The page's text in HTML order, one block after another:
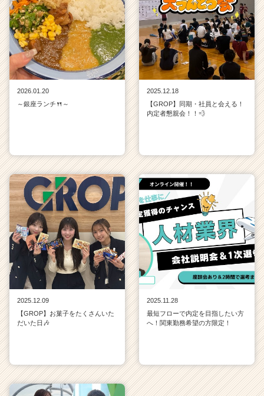
2026.01.20
～銀座ランチ🍴～
2025.12.18
【GROP】同期・社員と会える！
内定者懇親会！！💨
2025.12.09
【GROP】お菓子をたくさんいた
だいた日🎶
2025.11.28
最短フローで内定を目指したい方
へ！関東勤務希望の方限定！